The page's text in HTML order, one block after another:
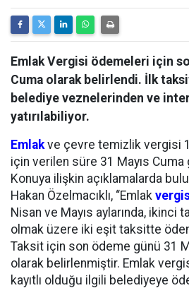
Emlak Vergisi ödemeleri için
Cuma olarak belirlendi. İlk
belediye veznelerinden ve
yatırılabiliyor.
Emlakve çevre temizlik vergisi
için verilen süre 31 Mayıs
Konuya ilişkin açıklamalarda
Hakan Özelmacıklı, “Emlak
Nisan ve Mayıs aylarında, ikinci
olmak üzere iki eşit taksitte
Taksit için son ödeme günü 31
olarak belirlenmiştir. Emlak
kayıtlı olduğu ilgili belediyeye